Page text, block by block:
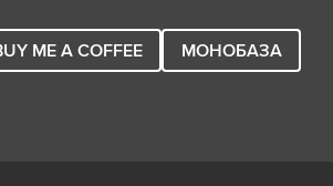
даємо лінк у “картці”
Ми не ставили
вичерпний перелік
імовірного колаборанта,
ME A COFFEE
МОНОБАЗА